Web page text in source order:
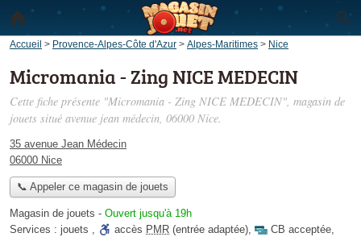
Accueil > Provence-Alpes-Côte d'Azur > Alpes-Maritimes > Nice
Micromania - Zing NICE MEDECIN
Cette fiche présente "Micromania - Zing NICE MEDECIN", magasin de
jouets situé avenue jean médecin, 06000 Nice.
35 avenue Jean Médecin
06000 Nice
📞 Appeler ce magasin de jouets
Magasin de jouets - Ouvert jusqu'à 19h
Services : jouets , accès PMR (entrée adaptée), CB acceptée,